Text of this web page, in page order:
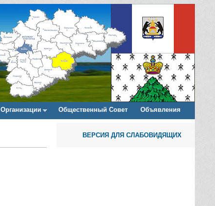
Организации Общественный Совет Объявления
ВЕРСИЯ ДЛЯ СЛАБОВИДЯЩИХ